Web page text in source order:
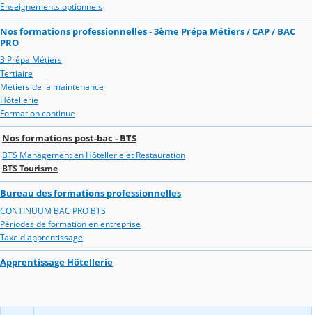
Enseignements optionnels
Nos formations professionnelles - 3ème Prépa Métiers / CAP / BAC
PRO
3 Prépa Métiers
Tertiaire
Métiers de la maintenance
Hôtellerie
Formation continue
Nos formations post-bac - BTS
BTS Management en Hôtellerie et Restauration
BTS Tourisme
Bureau des formations professionnelles
CONTINUUM BAC PRO BTS
Périodes de formation en entreprise
Taxe d'apprentissage
Apprentissage Hôtellerie